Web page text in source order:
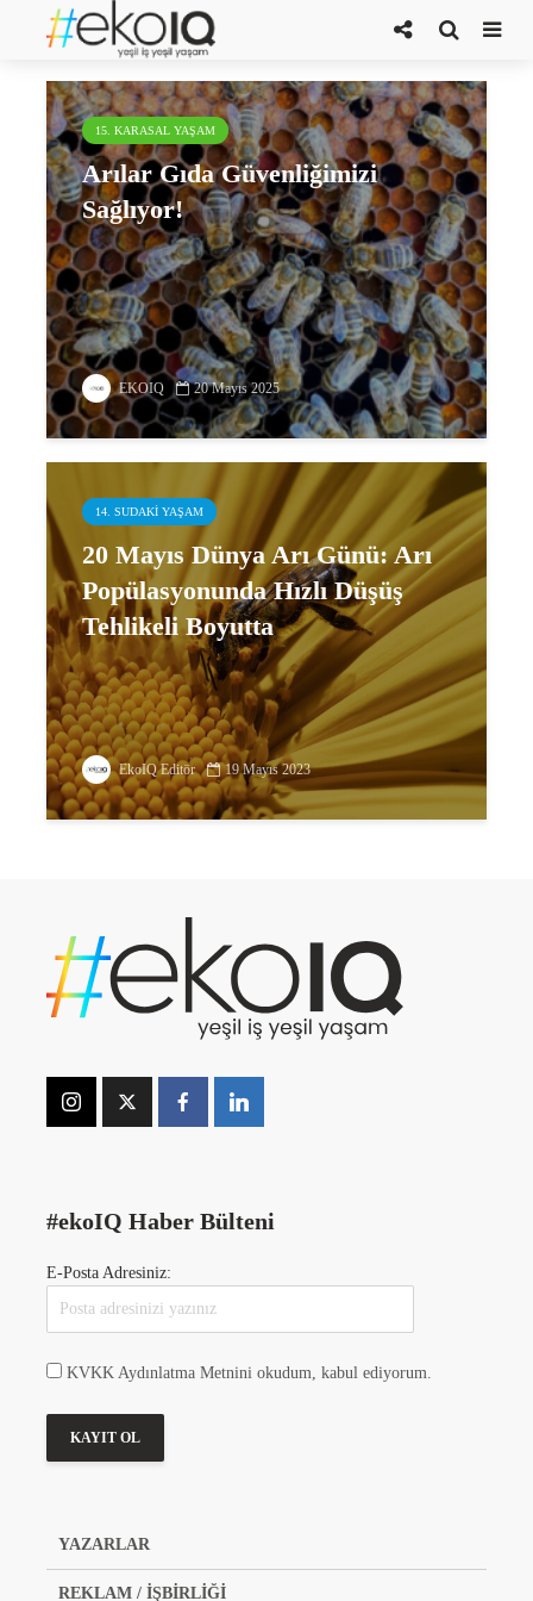
tozlaşma
15. KARASAL YAŞAM
Arılar Gıda Güvenliğimizi
Sağlıyor!
EKOIQ 20 Mayıs 2025
14. SUDAKI YAŞAM
20 Mayıs Dünya Arı Günü: Arı
Popülasyonunda Hızlı Düşüş
Tehlikeli Boyutta
EkoIQ Editör 19 Mayıs 2023
#ekoIQ Haber Bülteni
E-Posta Adresiniz:
KVKK Aydınlatma Metnini okudum, kabul ediyorum.
YAZARLAR
REKLAM / İŞBİRLİĞİ